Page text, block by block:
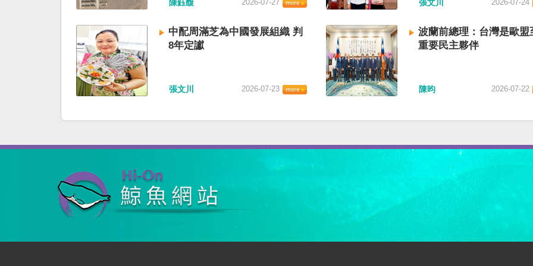
陳鈺馥 2026-07-27 張文川 2026-07-24
中配周滿芝為中國發展組織 判
8年定讞
張文川 2026-07-23
波蘭前總理：台灣是歐盟
重要民主夥伴
陳昀 2026-07-22